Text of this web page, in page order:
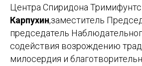
Центра Спиридона
Карпухин,заместитель
председатель
содействия возрождению
милосердия и